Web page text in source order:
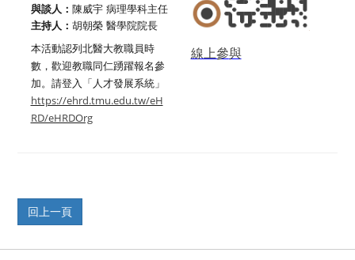
與談人： 陳威宇 病理學科主任
主持人： 胡朝榮 醫學院院長
本活動認列北醫大教職員時
數，歡迎教職同仁踴躍報名參
加。請登入「人才發展系統」
https://ehrd.tmu.edu.tw/eH
RD/eHRDOrg
線上參與